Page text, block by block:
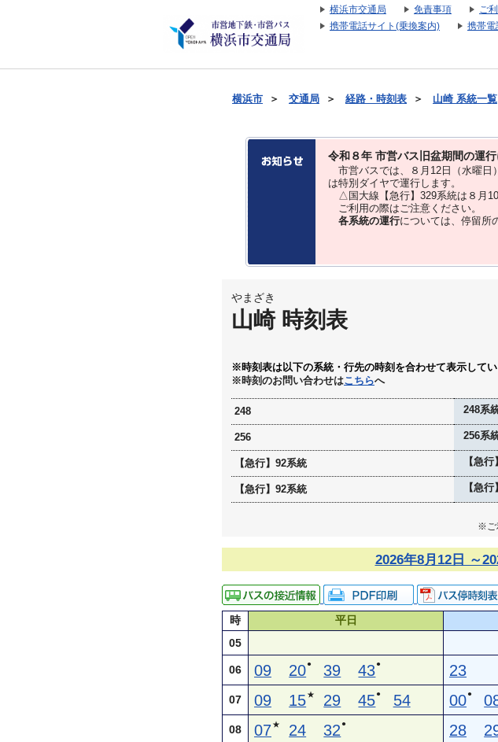
横浜市交通局 免責事項 ご
携帯電話サイト(乗換案内)
携帯電
横浜市 ＞ 交通局 ＞ 経路・時刻表 ＞ 山崎 系統一覧
令和８年 市営バス旧盆期間の運
市営バスでは、８⽉12⽇（水曜日
は特別ダイヤで運⾏します。
△国大線【急行】329系統は８月10
ご利用の際はご注意ください。
各系統の運行については、停留所
やまざき
山崎 時刻表
※時刻表は以下の系統・行先の時刻を合わせて表示して
※時刻のお問い合わせはこちらへ
248 248系
256 256系
【急行】92系統 【急
【急行】92系統 【急
※ご
2026年8月12日 ～
時 平日
05
06 09 20● 39 43● 23
07 09 15★ 29 45● 54 00●
08 07★ 24 32 ● 28